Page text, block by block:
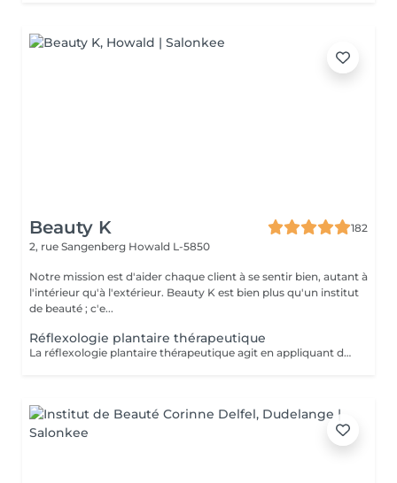
Beauty K
182
2, rue Sangenberg Howald L-5850
Notre mission est d'aider chaque client à se sentir bien, autant à
l'intérieur qu'à l'extérieur. Beauty K est bien plus qu'un institut
de beauté ; c'e...
Réflexologie plantaire thérapeutique
La réflexologie plantaire thérapeutique agit en appliquant des pressions précises sur les pieds selon un protocole structuré, visant à rééquilibrer les systèmes endocrinien, nerveux, lymphatique, digestif et respiratoire. Ce soin aide à libérer les tensions et à réduire le stress, souvent à l'origine de divers déséquilibres physiques et psychiques. En stimulant la circulation sanguine et lymphatique, il favorise une meilleure oxygénation et l'élimination des toxines. Certaines zones réflexes peuvent être sensibles : cela indique un besoin de rééquilibrage. Ce soin global favorise l'harmonie entre corps et esprit, aidant à restaurer la vitalité et le bien-être général.